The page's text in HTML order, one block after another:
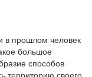
в прошлом человек
большое
способов
территорию своего